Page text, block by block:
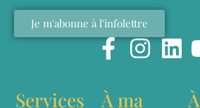
Je m'abonne à l'infolettre
Services
À ma
À